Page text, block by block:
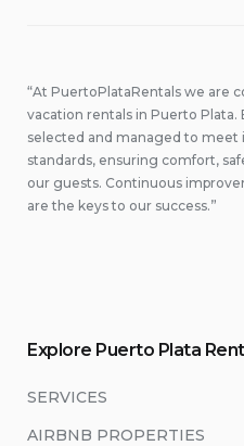
“At PuertoPlataRentals we are
vacation rentals in Puerto Plata.
selected and managed to meet
standards, ensuring comfort,
our guests. Continuous
are the keys to our success.”
Explore Puerto Plata
SERVICES
AIRBNB PROPERTIES